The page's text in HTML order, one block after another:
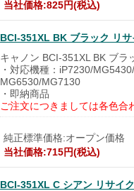
当社価格:825円(税込)
BCI-351XL BK ブラック リサ
キャノン BCI-351XL BK ブラ
・対応機種：iP7230/
MG6530/MG7130
・即納商品
ご注文につきましては各色合
純正標準価格:オープン価格
当社価格:715円(税込)
BCI-351XL C シアン リサイ